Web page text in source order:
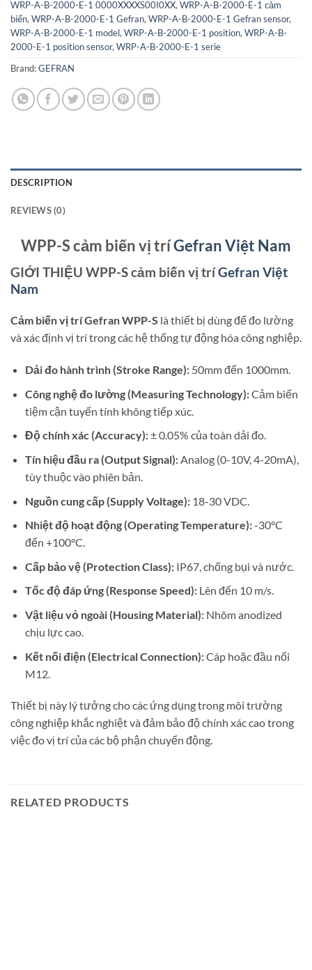
WRP-A-B-2000-E-1 0000XXXXS00I0XX,WRP-A-B-2000-E-1 cảm
biến,WRP-A-B-2000-E-1 Gefran,WRP-A-B-2000-E-1 Gefran sensor,
WRP-A-B-2000-E-1 model,WRP-A-B-2000-E-1 position,WRP-A-B-
2000-E-1 position sensor,WRP-A-B-2000-E-1 serie
Brand:GEFRAN
DESCRIPTION
REVIEWS (0)
WPP-S cảm biến vị tríGefran Việt Nam
GIỚI THIỆU WPP-S cảm biến vị tríGefran Việt
Nam
Cảm biến vị trí Gefran WPP-S là thiết bị dùng để đo lường
và xác định vị trí trong các hệ thống tự động hóa công nghiệp.
Dải đo hành trình (Stroke Range):50mm đến 1000mm.
Công nghệ đo lường (Measuring Technology):Cảm biến
tiệm cận tuyến tính không tiếp xúc.
Độ chính xác (Accuracy):± 0.05% của toàn dải đo.
Tín hiệu đầu ra (Output Signal):Analog (0-10V, 4-20mA),
tùy thuộc vào phiên bản.
Nguồn cung cấp (Supply Voltage):18-30 VDC.
Nhiệt độ hoạt động (Operating Temperature):-30°C
đến +100°C.
Cấp bảo vệ (Protection Class):IP67, chống bụi và nước.
Tốc độ đáp ứng (Response Speed):Lên đến 10 m/s.
Vật liệu vỏ ngoài (Housing Material):Nhôm anodized
chịu lực cao.
Kết nối điện (Electrical Connection):Cáp hoặc đầu nối
M12.
Thiết bị này lý tưởng cho các ứng dụng trong môi trường
công nghiệp khắc nghiệt và đảm bảo độ chính xác cao trong
việc đo vị trí của các bộ phận chuyển động.
RELATED PRODUCTS